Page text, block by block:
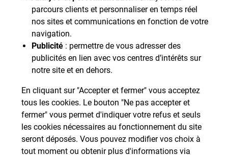
parcours clients et personnaliser en temps réel
nos sites et communications en fonction de votre
navigation.
Publicité : permettre de vous adresser des
publicités en lien avec vos centres d’intérêts sur
notre site et en dehors.
En cliquant sur "Accepter et fermer" vous acceptez
tous les cookies. Le bouton "Ne pas accepter et
fermer" vous permet d'indiquer votre refus et seuls
les cookies nécessaires au fonctionnement du site
seront déposés. Vous pouvez modifier vos choix à
tout moment ou obtenir plus d'informations via
La Poste Solutions Business est la marque B2B de La Poste, destinée aux
entreprises, collectivités et administrations publiques.Retrouvez ici des
actualités, des études de tendances, des décryptages et innovations, des offres
pour gérer le développement de votre activité.
Contactez-nous
pro.laposte.fr part.laposte.fr groupelaposte.com